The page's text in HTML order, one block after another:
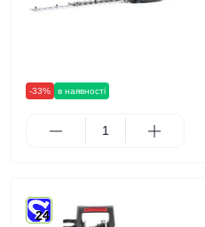
-33% в наявності
24